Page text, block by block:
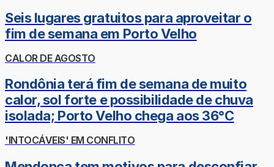
Seis lugares gratuitos para aproveitar o
fim de semana em Porto Velho
CALOR DE AGOSTO
Rondônia terá fim de semana de muito
calor, sol forte e possibilidade de chuva
isolada; Porto Velho chega aos 36°C
'INTOCÁVEIS' EM CONFLITO